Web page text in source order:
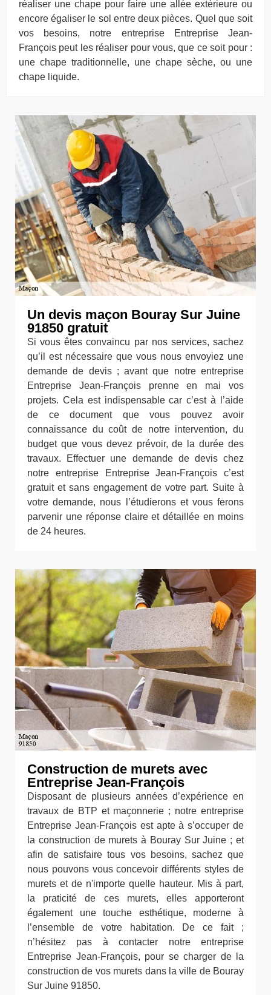
réaliser une chape pour faire une allée extérieure ou
encore égaliser le sol entre deux pièces. Quel que soit
vos besoins, notre entreprise Entreprise Jean-
François peut les réaliser pour vous, que ce soit pour :
une chape traditionnelle, une chape sèche, ou une
chape liquide.
Un devis maçon Bouray Sur Juine
91850 gratuit
Si vous êtes convaincu par nos services, sachez
qu’il est nécessaire que vous nous envoyiez une
demande de devis ; avant que notre entreprise
Entreprise Jean-François prenne en mai vos
projets. Cela est indispensable car c’est à l’aide
de ce document que vous pouvez avoir
connaissance du coût de notre intervention, du
budget que vous devez prévoir, de la durée des
travaux. Effectuer une demande de devis chez
notre entreprise Entreprise Jean-François c’est
gratuit et sans engagement de votre part. Suite à
votre demande, nous l’étudierons et vous ferons
parvenir une réponse claire et détaillée en moins
de 24 heures.
Construction de murets avec
Entreprise Jean-François
Disposant de plusieurs années d’expérience en
travaux de BTP et maçonnerie ; notre entreprise
Entreprise Jean-François est apte à s’occuper de
la construction de murets à Bouray Sur Juine ; et
afin de satisfaire tous vos besoins, sachez que
nous pouvons vous concevoir différents styles de
murets et de n'importe quelle hauteur. Mis à part,
la praticité de ces murets, elles apporteront
également une touche esthétique, moderne à
l’ensemble de votre habitation. De ce fait ;
n’hésitez pas à contacter notre entreprise
Entreprise Jean-François, pour se charger de la
construction de vos murets dans la ville de Bouray
Sur Juine 91850.